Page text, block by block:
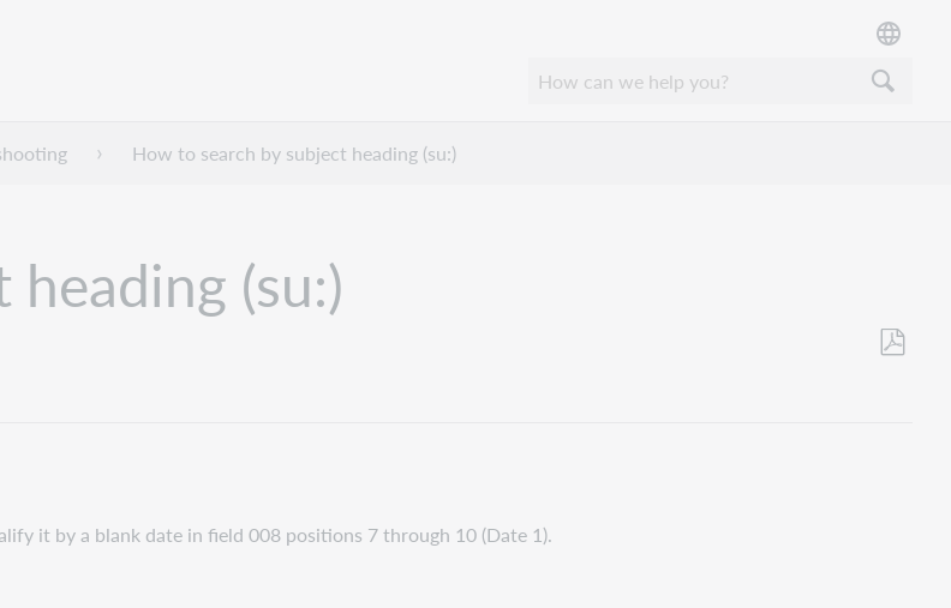
How to search by subject heading (su:)
(su:)
it by a blank date in field 008 positions 7 through 10 (Date 1).